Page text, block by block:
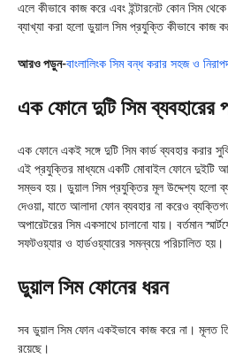
এলে কীভাবে কাজ করে এবং ইন্টারনেট কোন সিম
ব্যাখ্যা করা হলো ডুয়াল সিম প্রযুক্তি কীভাবে কাজ
আরও পড়ুন-বাংলালিংক সিম বন্ধ করার সহজ ও
এক ফোনে দুটি সিম ব্যবহারের
এক ফোনে একই সঙ্গে দুটি সিম কার্ড ব্যবহার করার
এই প্রযুক্তির মাধ্যমে একটি মোবাইল ফোনে দুইটি
সম্ভব হয়। ডুয়াল সিম প্রযুক্তির মূল উদ্দেশ্য হলো
দেওয়া, যাতে আলাদা ফোন ব্যবহার না করেও
অপারেটরের সিম একসাথে চালানো যায়। বর্তমান
সফটওয়্যার ও হার্ডওয়্যারের সমন্বয়ে পরিচালিত হয়।
ডুয়াল সিম ফোনের ধরন
সব ডুয়াল সিম ফোন একইভাবে কাজ করে না। মূলত
রয়েছে।